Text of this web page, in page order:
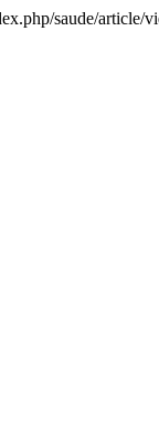
saude/article/